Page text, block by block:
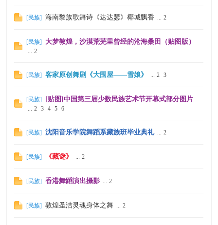
[民族] 海南黎族歌舞诗《达达瑟》椰城飘香 ... 2
[民族] 大梦敦煌，沙漠荒芜里曾经的沧海桑田（贴图版）
... 2
[民族] 客家原创舞剧《大围屋——雪娘》 ... 2 3
[民族] [贴图]中国第三届少数民族艺术节开幕式部分图片
... 2 3 4 5 6
[民族] 沈阳音乐学院舞蹈系藏族班毕业典礼 ... 2
[民族] 《藏谜》 ... 2
[民族] 香港舞蹈演出攝影 ... 2
[民族] 敦煌圣洁灵魂身体之舞 ... 2